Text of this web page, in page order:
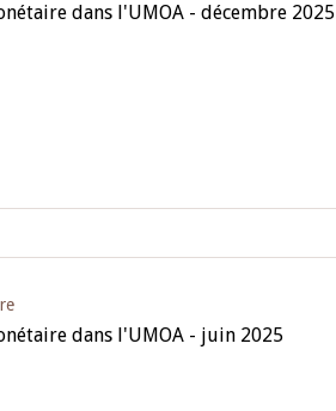
dans l'UMOA - décembre 2025
dans l'UMOA - juin 2025